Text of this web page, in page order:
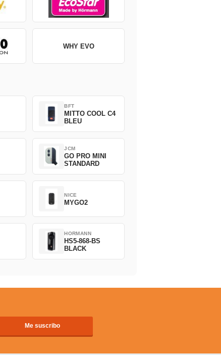
WHY EVO
BFT
MITTO COOL C4
BLEU
JCM
GO PRO MINI
STANDARD
NICE
MYGO2
HORMANN
HS5-868-BS
BLACK